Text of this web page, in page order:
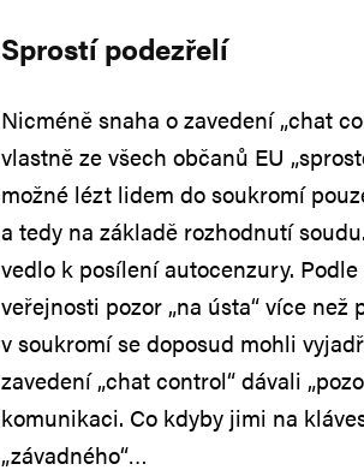
Sprostí podezřelí
Nicméně snaha o zavedení „chat
vlastně ze všech občanů EU
možné lézt lidem do soukromí
a tedy na základě rozhodnutí
vedlo k posílení autocenzury.
veřejnosti pozor „na ústa“ více než
v soukromí se doposud mohli
zavedení „chat control“ dávali
komunikaci. Co kdyby jimi na
„závadného“…